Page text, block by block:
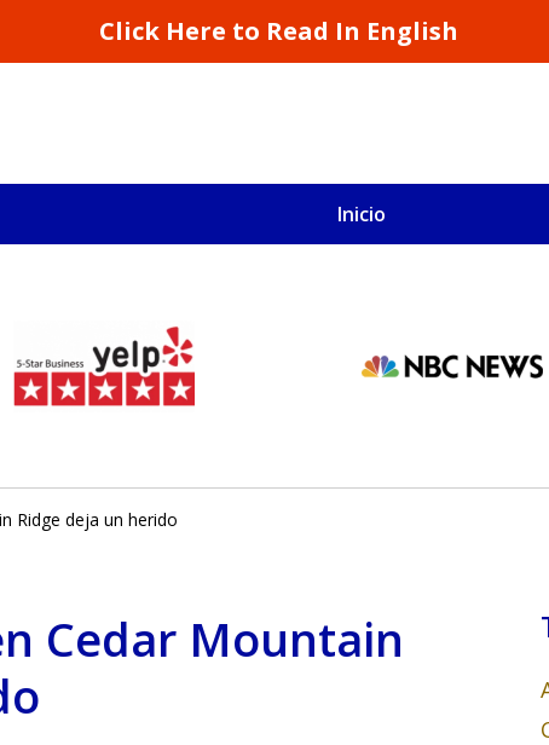
Click Here to Read In English
Inicio
Francisco y California
Ridge deja un herido
Cedar Mountain